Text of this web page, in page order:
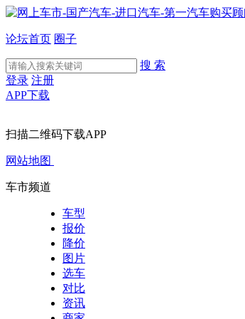
论坛首页 圈子
搜 索
登录 注册
APP下载
扫描二维码下载APP
网站地图
车市频道
车型
报价
降价
图片
选车
对比
资讯